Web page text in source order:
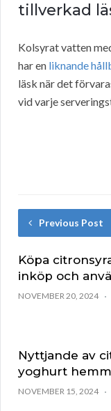
tillverkad
Kolsyrat vatten
har en liknande
läsk när det
vid varje
Previous Post
Köpa
inköp och
NOVEMBER 20, 2024
Nyttjande av
yoghurt
NOVEMBER 15, 2024